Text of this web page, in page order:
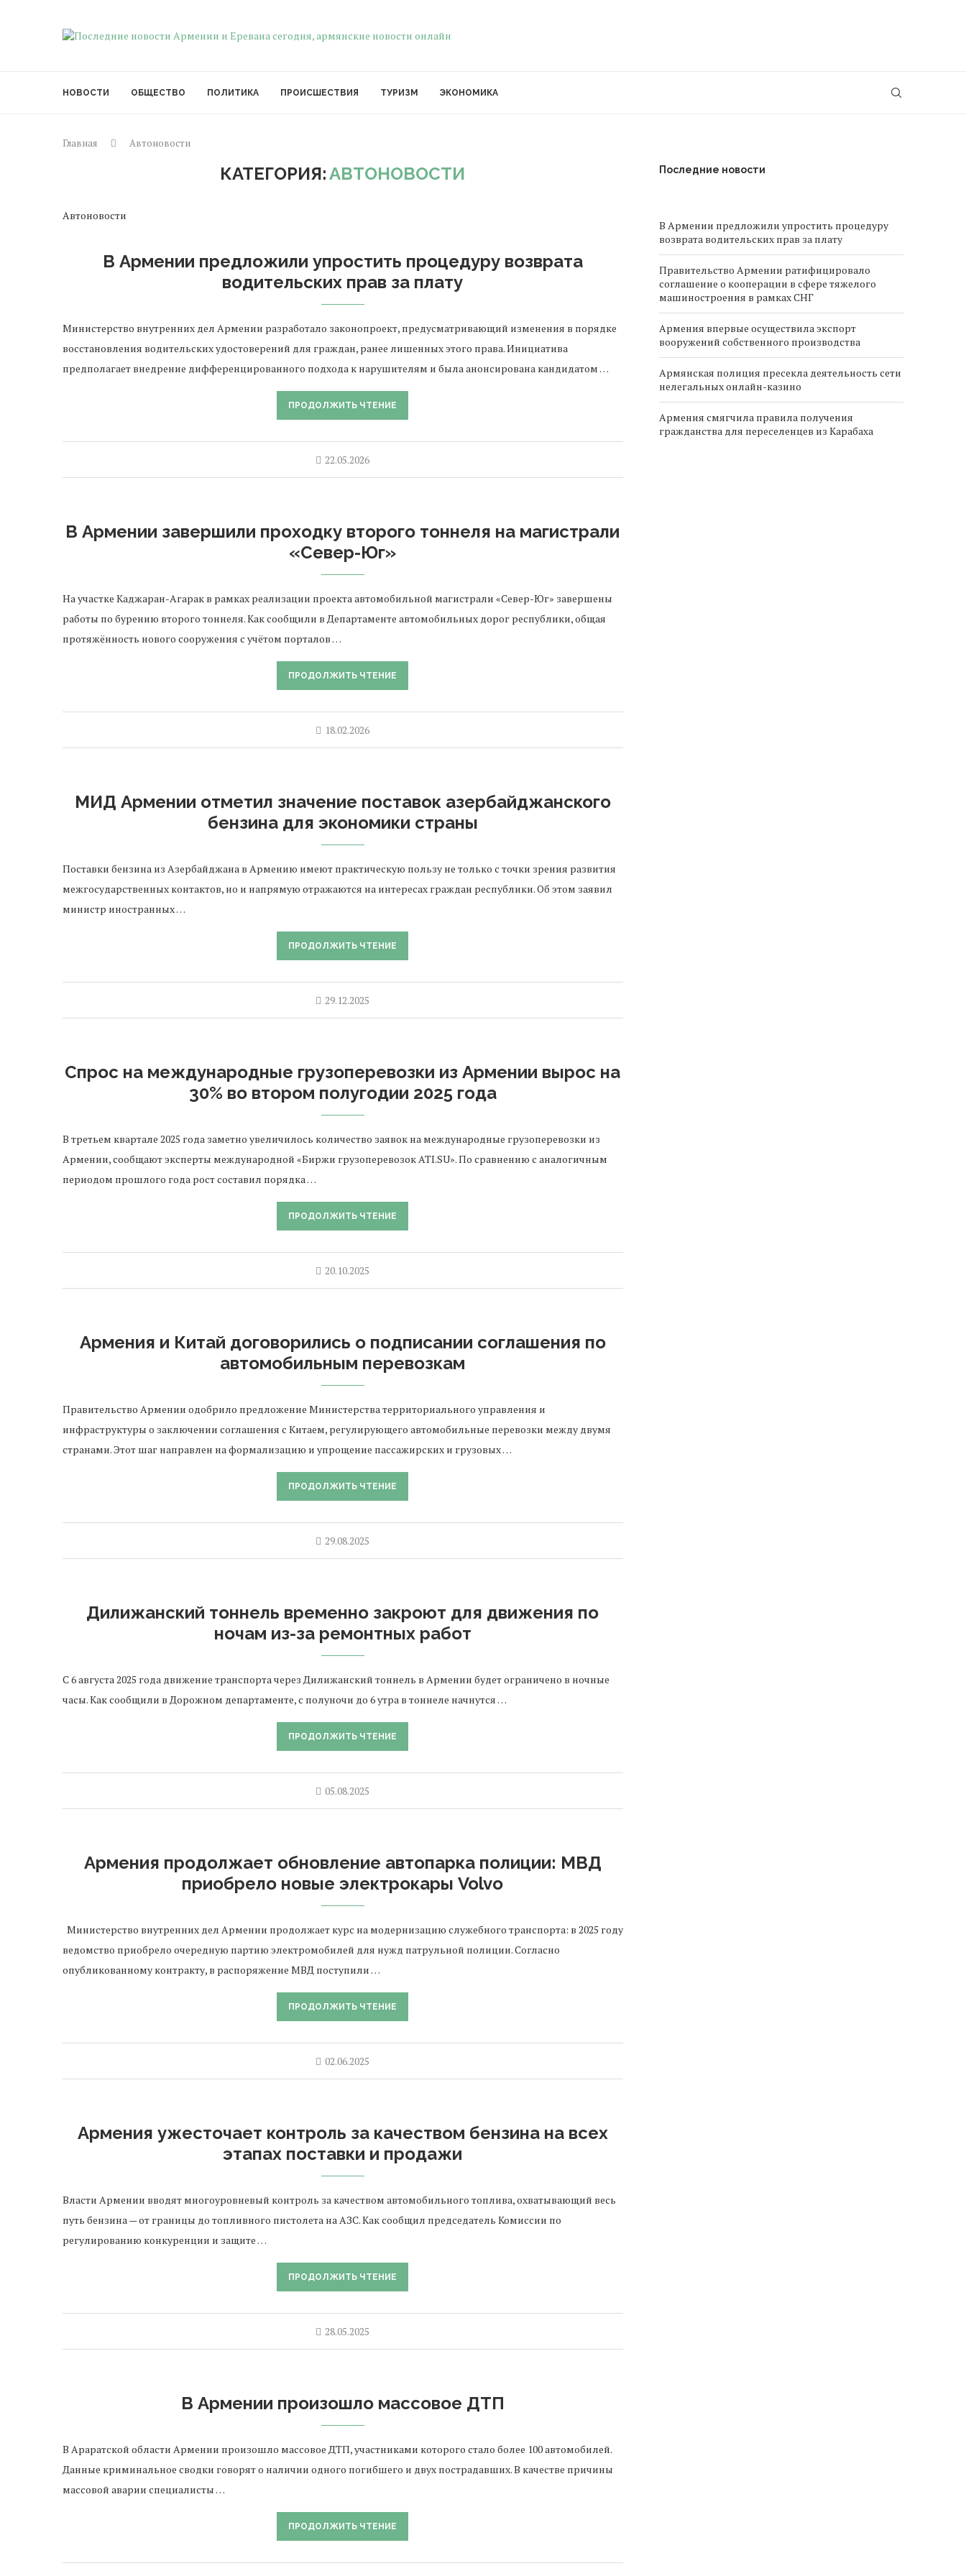
НОВОСТИ ОБЩЕСТВО ПОЛИТИКА ПРОИСШЕСТВИЯ ТУРИЗМ ЭКОНОМИКА
Главная Автоновости
КАТЕГОРИЯ:АВТОНОВОСТИ
Автоновости
В Армении предложили упростить процедуру возврата
водительских прав за плату
Министерство внутренних дел Армении разработало законопроект, предусматривающий изменения в порядке
восстановления водительских удостоверений для граждан, ранее лишенных этого права. Инициатива
предполагает внедрение дифференцированного подхода к нарушителям и была анонсирована кандидатом …
ПРОДОЛЖИТЬ ЧТЕНИЕ
22.05.2026
В Армении завершили проходку второго тоннеля на магистрали
«Север-Юг»
На участке Каджаран-Агарак в рамках реализации проекта автомобильной магистрали «Север-Юг» завершены
работы по бурению второго тоннеля. Как сообщили в Департаменте автомобильных дорог республики, общая
протяжённость нового сооружения с учётом порталов …
ПРОДОЛЖИТЬ ЧТЕНИЕ
18.02.2026
МИД Армении отметил значение поставок азербайджанского
бензина для экономики страны
Поставки бензина из Азербайджана в Армению имеют практическую пользу не только с точки зрения развития
межгосударственных контактов, но и напрямую отражаются на интересах граждан республики. Об этом заявил
министр иностранных …
ПРОДОЛЖИТЬ ЧТЕНИЕ
29.12.2025
Спрос на международные грузоперевозки из Армении вырос на
30% во втором полугодии 2025 года
В третьем квартале 2025 года заметно увеличилось количество заявок на международные грузоперевозки из
Армении, сообщают эксперты международной «Биржи грузоперевозок ATI.SU». По сравнению с аналогичным
периодом прошлого года рост составил порядка …
ПРОДОЛЖИТЬ ЧТЕНИЕ
20.10.2025
Армения и Китай договорились о подписании соглашения по
автомобильным перевозкам
Правительство Армении одобрило предложение Министерства территориального управления и
инфраструктуры о заключении соглашения с Китаем, регулирующего автомобильные перевозки между двумя
странами. Этот шаг направлен на формализацию и упрощение пассажирских и грузовых …
ПРОДОЛЖИТЬ ЧТЕНИЕ
29.08.2025
Дилижанский тоннель временно закроют для движения по
ночам из-за ремонтных работ
С 6 августа 2025 года движение транспорта через Дилижанский тоннель в Армении будет ограничено в ночные
часы. Как сообщили в Дорожном департаменте, с полуночи до 6 утра в тоннеле начнутся …
ПРОДОЛЖИТЬ ЧТЕНИЕ
05.08.2025
Армения продолжает обновление автопарка полиции: МВД
приобрело новые электрокары Volvo
Министерство внутренних дел Армении продолжает курс на модернизацию служебного транспорта: в 2025 году
ведомство приобрело очередную партию электромобилей для нужд патрульной полиции. Согласно
опубликованному контракту, в распоряжение МВД поступили …
ПРОДОЛЖИТЬ ЧТЕНИЕ
02.06.2025
Армения ужесточает контроль за качеством бензина на всех
этапах поставки и продажи
Власти Армении вводят многоуровневый контроль за качеством автомобильного топлива, охватывающий весь
путь бензина — от границы до топливного пистолета на АЗС. Как сообщил председатель Комиссии по
регулированию конкуренции и защите …
ПРОДОЛЖИТЬ ЧТЕНИЕ
28.05.2025
В Армении произошло массовое ДТП
В Араратской области Армении произошло массовое ДТП, участниками которого стало более 100 автомобилей.
Данные криминальное сводки говорят о наличии одного погибшего и двух пострадавших. В качестве причины
массовой аварии специалисты …
ПРОДОЛЖИТЬ ЧТЕНИЕ
Последние новости
В Армении предложили упростить процедуру
возврата водительских прав за плату
Правительство Армении ратифицировало
соглашение о кооперации в сфере тяжелого
машиностроения в рамках СНГ
Армения впервые осуществила экспорт
вооружений собственного производства
Армянская полиция пресекла деятельность сети
нелегальных онлайн-казино
Армения смягчила правила получения
гражданства для переселенцев из Карабаха